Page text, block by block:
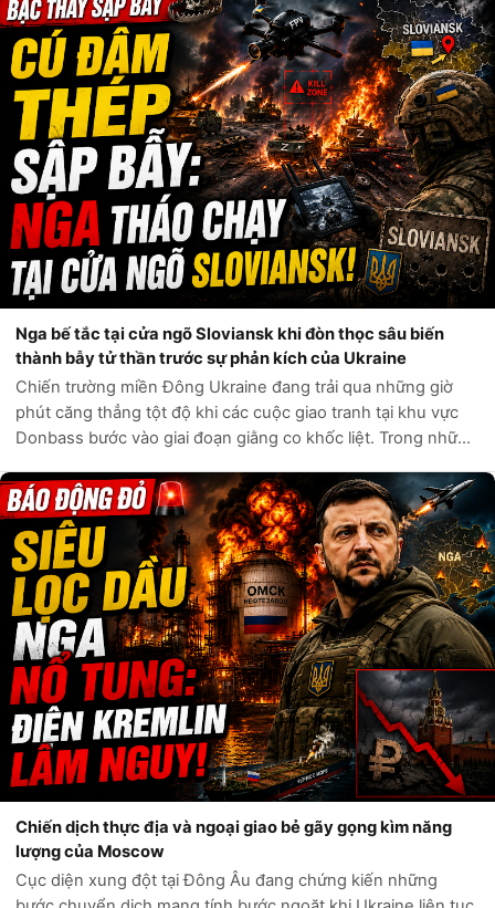
Nga bế tắc tại cửa ngõ Sloviansk khi đòn thọc sâu biến
Chiến trường miền Đông Ukraine đang trải qua những giờ
phút căng thẳng tột độ khi các cuộc giao tranh tại khu vực
Donbass bước vào giai đoạn giằng co khốc liệt. Trong những
ngày qua, tâm điểm chú ý của giới quan sát quân sự quốc tế
đổ dồn về hướng Sl...
Chiến dịch thực địa và ngoại giao bẻ gãy gọng kìm năng
Cục diện xung đột tại Đông Âu đang chứng kiến những
bước chuyển dịch mang tính bước ngoặt khi Ukraine liên tục
thực hiện các chiến dịch tấn công chính xác và có hệ thống